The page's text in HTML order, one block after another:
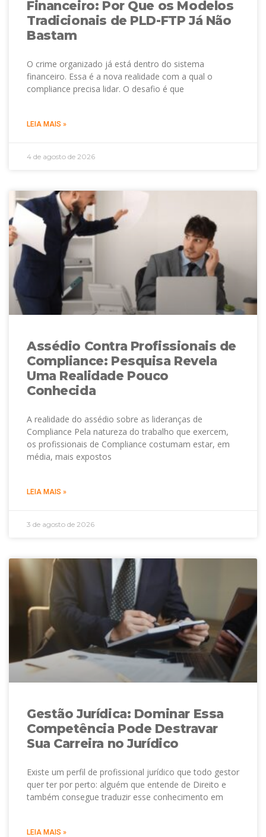
Financeiro: Por Que os Modelos
Tradicionais de PLD-FTP Já Não
Bastam
O crime organizado já está dentro do sistema
financeiro. Essa é a nova realidade com a qual o
compliance precisa lidar. O desafio é que
LEIA MAIS »
4 de agosto de 2026
Assédio Contra Profissionais de
Compliance: Pesquisa Revela
Uma Realidade Pouco
Conhecida
A realidade do assédio sobre as lideranças de
Compliance Pela natureza do trabalho que exercem,
os profissionais de Compliance costumam estar, em
média, mais expostos
LEIA MAIS »
3 de agosto de 2026
Gestão Jurídica: Dominar Essa
Competência Pode Destravar
Sua Carreira no Jurídico
Existe um perfil de profissional jurídico que todo gestor
quer ter por perto: alguém que entende de Direito e
também consegue traduzir esse conhecimento em
LEIA MAIS »